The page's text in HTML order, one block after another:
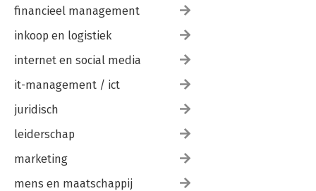
financieel management
inkoop en logistiek
internet en social media
it-management / ict
juridisch
leiderschap
marketing
mens en maatschappij